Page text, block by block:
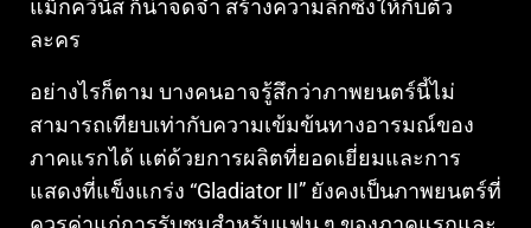
แม็กควินัส ก็น่าจดจำ สร้างความลึกซึ้งให้กับตัว
ละคร
อย่างไรก็ตาม บางคนอาจรู้สึกว่าภาพยนตร์นี้ไม่
สามารถเทียบเท่ากับความเข้มข้นทางอารมณ์ของ
ภาคแรกได้ แต่ด้วยการผลิตที่ยอดเยี่ยมและการ
แสดงที่แข็งแกร่ง “Gladiator II” ยังคงเป็นภาพยนตร์ที่